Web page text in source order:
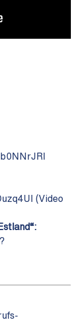
(Video